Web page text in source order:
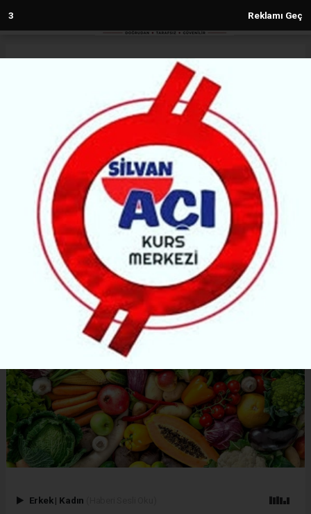
1 Reklamı Geç
GIDA ÜRÜNLERİ SATIN
ALINACAKTIR
RESMI İLAN
(MG) - Malabadi Gazetesi | 03.03.2025 - 08:15, Güncelleme: 03.03.2025 - 08:15
5274+ kez okundu.
GIDA ÜRÜNLERİ SATIN ALINACAKTIR
ABONE OL
Erkek | Kadın